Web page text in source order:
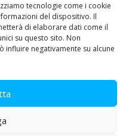
tecnologie come i cookie
del dispositivo. Il
di elaborare dati come il
su questo sito. Non
influire negativamente su alcune
651/2014